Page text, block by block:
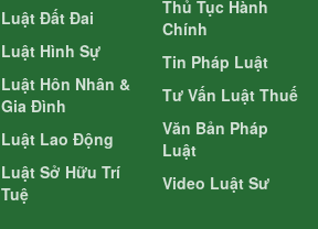
Luật Đất Đai
Luật Hình Sự
Luật Hôn Nhân &
Gia Đình
Luật Lao Động
Luật Sở Hữu Trí
Tuệ
Thủ Tục Hành
Chính
Tin Pháp Luật
Tư Vấn Luật Thuế
Văn Bản Pháp
Luật
Video Luật Sư